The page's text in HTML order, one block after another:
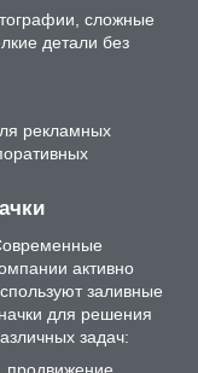
сложные
детали без
рекламных
активно
заливные
для решения
задач: